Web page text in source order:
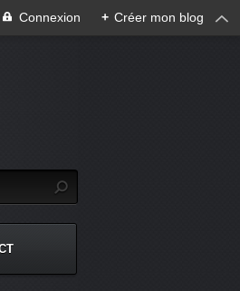
Connexion + Créer mon blog